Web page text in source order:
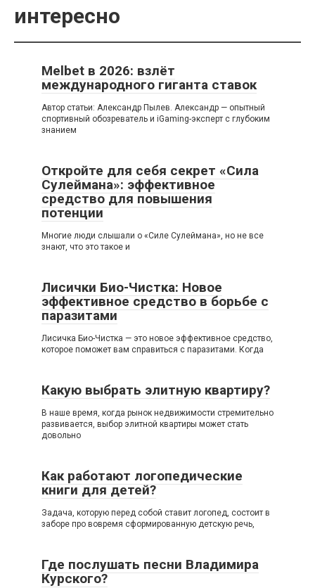
интересно
Melbet в 2026: взлёт
международного гиганта ставок
Автор статьи: Александр Пылев. Александр — опытный
спортивный обозреватель и iGaming-эксперт с глубоким
знанием
Откройте для себя секрет «Сила
Сулеймана»: эффективное
средство для повышения
потенции
Многие люди слышали о «Силе Сулеймана», но не все
знают, что это такое и
Лисички Био-Чистка: Новое
эффективное средство в борьбе с
паразитами
Лисичка Био-Чистка — это новое эффективное средство,
которое поможет вам справиться с паразитами. Когда
Какую выбрать элитную квартиру?
В наше время, когда рынок недвижимости стремительно
развивается, выбор элитной квартиры может стать
довольно
Как работают логопедические
книги для детей?
Задача, которую перед собой ставит логопед, состоит в
заборе про вовремя сформированную детскую речь,
Где послушать песни Владимира
Курского?